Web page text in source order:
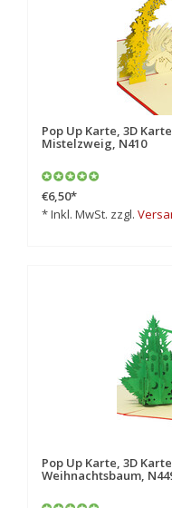
Pop Up Karte, 3D
Mistelzweig, N410
€6,50*
* Inkl. MwSt. zzgl.
Pop Up Karte, 3D
Weihnachtsbaum,